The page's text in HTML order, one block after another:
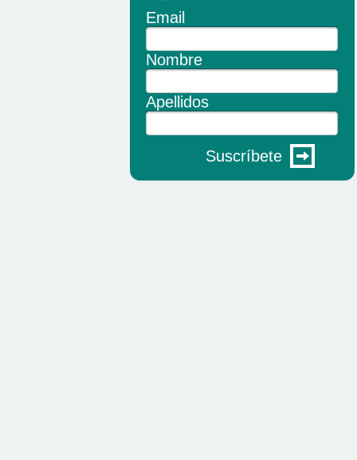
Email
Nombre
Apellidos
Suscríbete